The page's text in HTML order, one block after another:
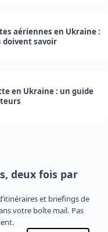
aériennes en Ukraine :
doivent savoir
en Ukraine : un guide
deux fois par
et briefings de
votre boîte mail. Pas